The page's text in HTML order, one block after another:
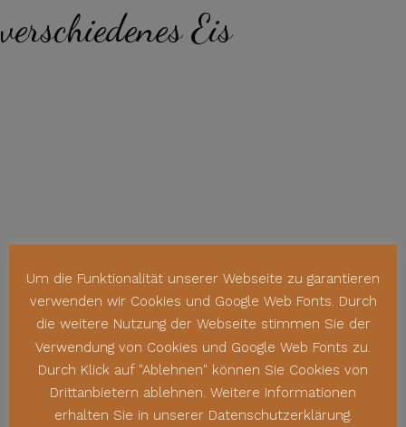
verschiedenes Eis
Um die Funktionalität unserer Webseite zu garantieren
verwenden wir Cookies und Google Web Fonts. Durch
die weitere Nutzung der Webseite stimmen Sie der
Verwendung von Cookies und Google Web Fonts zu.
Durch Klick auf "Ablehnen" können Sie Cookies von
Drittanbietern ablehnen. Weitere Informationen
erhalten Sie in unserer Datenschutzerklärung.